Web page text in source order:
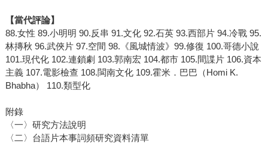
【當代評論】
88.女性 89.小明明 90.反串 91.文化 92.石英 93.西部片 94.冷戰 95.
林摶秋 96.武俠片 97.空間 98.《風城情波》99.修復 100.哥德小說
101.現代化 102.連鎖劇 103.郭南宏 104.都市 105.間諜片 106.資本
主義 107.電影檢查 108.閩南文化 109.霍米．巴巴（Homi K.
Bhabha） 110.類型化
附錄
〈一〉研究方法說明
〈二〉台語片本事詞頻研究資料清單